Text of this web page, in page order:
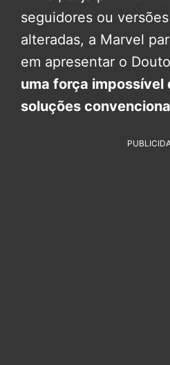
seguidores ou
alteradas, a Marvel
em apresentar o
uma força impossível
soluções